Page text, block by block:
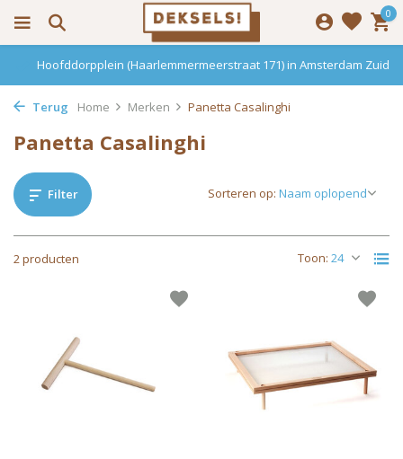
0
Hoofddorpplein (Haarlemmermeerstraat 171) in Amsterdam Zuid
Terug Home Merken Panetta Casalinghi
Panetta Casalinghi
Filter
2 producten Toon:
Sorteren op: